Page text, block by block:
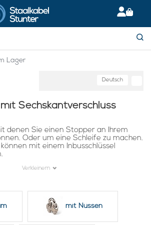
bequem bezahlen
Deutsch
Sechskantverschluss
denen Sie einen Stopper an Ihrem
Oder um eine Schleife zu machen.
mit einem Inbusschlüssel
und rostfreiem Stahl.
der cg-Serie ermöglicht die
und verfügt über 2 Inbusschrauben,
drücken. Kann auch als Endanschlag
das Kabel nur durch die Klemme
Verkleinern
mit Nüssen